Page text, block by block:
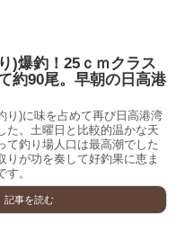
)爆釣！25ｃｍクラス
約90尾。早朝の日高港
り)に味を占めて再び日高港湾
た。土曜日と比較的温かな天
て釣り場人口は最高潮でした
りが功を奏して好釣果に恵ま
。
記事を読む